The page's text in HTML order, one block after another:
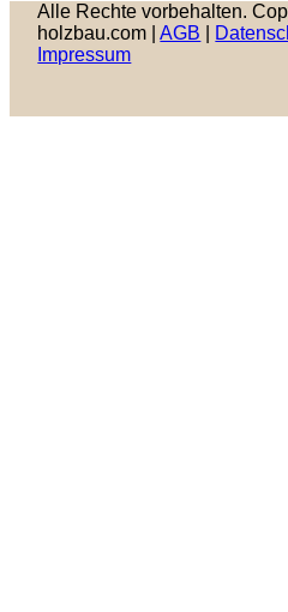
Alle Rechte vorbehalten.
holzbau.com |AGB
Impressum